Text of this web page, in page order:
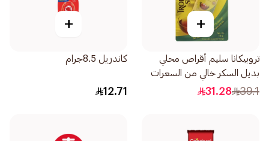
+
تروبيكانا سليم أقراص محلي
بديل السكر خالي من السعرات
300قرص
39.1
31.28
+
كاندريل 8.5جرام
12.71